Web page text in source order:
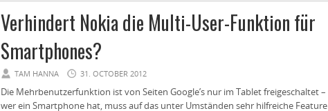
Verhindert Nokia die Multi-User-Funktion für
Smartphones?
TAM HANNA 31. OCTOBER 2012
Die Mehrbenutzerfunktion ist von Seiten Google’s nur im Tablet freigeschaltet –
wer ein Smartphone hat, muss auf das unter Umständen sehr hilfreiche Feature